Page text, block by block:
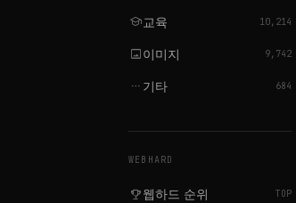
school교육 10,214
image이미지 9,742
more_horiz 기타 684
WEBHARD
emoji_events웹하드 순위 TOP